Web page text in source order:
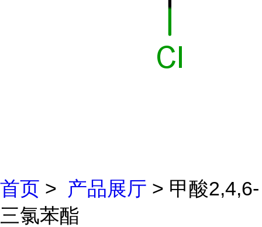
首页 > 产品展厅 > 甲酸2,4,6-
三氯苯酯